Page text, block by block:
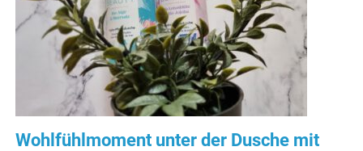
Wohlfühlmoment unter der Dusche mit